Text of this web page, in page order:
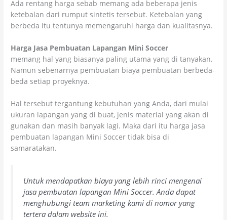
Ada rentang harga sebab memang ada beberapa jenis
ketebalan dari rumput sintetis tersebut. Ketebalan yang
berbeda itu tentunya memengaruhi harga dan kualitasnya.
Harga Jasa Pembuatan Lapangan Mini Soccer
memang hal yang biasanya paling utama yang di tanyakan.
Namun sebenarnya pembuatan biaya pembuatan berbeda-
beda setiap proyeknya.
Hal tersebut tergantung kebutuhan yang Anda, dari mulai
ukuran lapangan yang di buat, jenis material yang akan di
gunakan dan masih banyak lagi. Maka dari itu harga jasa
pembuatan lapangan Mini Soccer tidak bisa di
samaratakan.
Untuk mendapatkan biaya yang lebih rinci mengenai
jasa pembuatan lapangan Mini Soccer. Anda dapat
menghubungi team marketing kami di nomor yang
tertera dalam website ini.